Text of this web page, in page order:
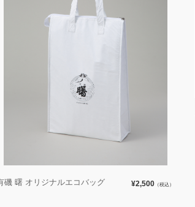
磯 曙 オリジナルエコバッグ ¥2,500 （税込）